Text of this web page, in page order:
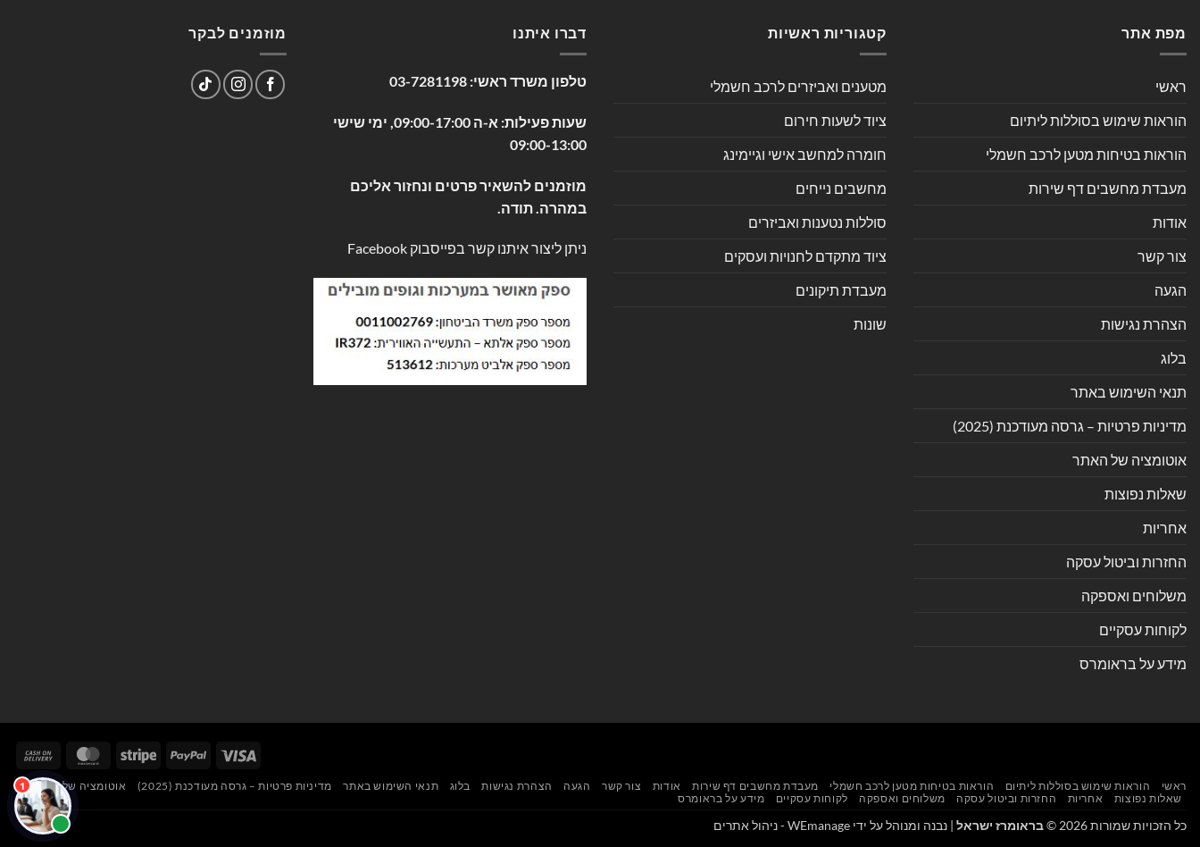
מפת אתר
ראשי
הוראות שימוש בסוללות ליתיום
הוראות בטיחות מטען לרכב חשמלי
מעבדת מחשבים דף שירות
אודות
צור קשר
הגעה
הצהרת נגישות
בלוג
תנאי השימוש באתר
מדיניות פרטיות – גרסה מעודכנת (2025)
אוטומציה של האתר
שאלות נפוצות
אחריות
החזרות וביטול עסקה
משלוחים ואספקה
לקוחות עסקיים
מידע על בראומרס
קטגוריות ראשיות
מטענים ואביזרים לרכב חשמלי
ציוד לשעות חירום
חומרה למחשב אישי וגיימינג
מחשבים נייחים
סוללות נטענות ואביזרים
ציוד מתקדם לחנויות ועסקים
מעבדת תיקונים
שונות
דברו איתנו
טלפון משרד ראשי: 03-7281198
שעות פעילות: א-ה 09:00-17:00, ימי שישי
09:00-13:00
מוזמנים להשאיר פרטים ונחזור אליכם
במהרה. תודה.
ניתן ליצור איתנו קשר בפייסבוק Facebook
מוזמנים לבקר
Visa
PayPal
Stripe
MasterCard
On
ראשי הוראות שימוש בסוללות ליתיום הוראות בטיחות מטען לרכב חשמלי מעבדת מחשבים דף שירות אודות צור קשר הגעה הצהרת נגישות בלוג תנאי השימוש באתר מדיניות פרטיות – גרסה מעודכנת (2025)
אוטומציה של האתר
שאלות נפוצות
אחריות החזרות וביטול עסקה משלוחים ואספקה לקוחות עסקיים מידע על בראומרס
כל הזכויות שמורות 2026 © בראומרז ישראל | נבנה ומנוהל על ידי WEmanage - ניהול אתרים